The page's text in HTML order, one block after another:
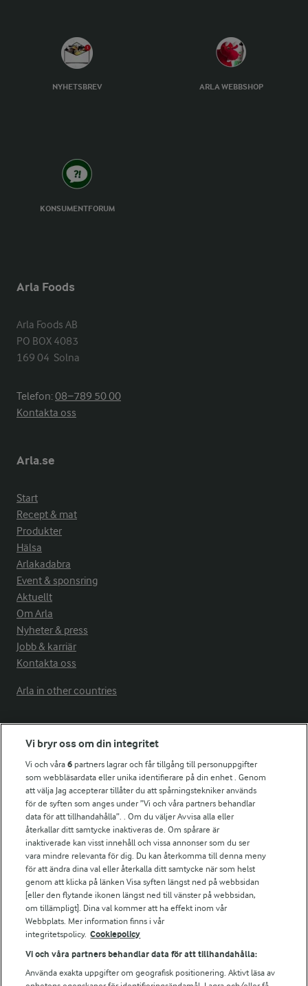
NYHETSBREV ARLA WEBBSHOP
KONSUMENTFORUM
Arla Foods
Arla Foods AB
PO BOX 4083
169 04  Solna
Telefon:08−789 50 00
Kontakta oss
Arla.se
Start
Recept & mat
Produkter
Hälsa
Arlakadabra
Event & sponsring
Aktuellt
Om Arla
Nyheter & press
Jobb & karriär
Kontakta oss
Arla in other countries
Fler Arlasajter
För ägare
Arlas kundportal
Arla.com
Falbygdens Ost
Arla webbshop
Bildbank
Följ oss
Vi bryr oss om din integritet
Vi och våra6 partners lagrar och får tillgång till personuppgifter
som webbläsardata eller unika identifierare på din enhet . Genom
att välja Jag accepterar tillåter du att spårningstekniker används
för de syften som anges under ”Vi och våra partners behandlar
data för att tillhandahålla”. . Om du väljer Avvisa alla eller
återkallar ditt samtycke inaktiveras de. Om spårare är
inaktiverade kan visst innehåll och vissa annonser som du ser
vara mindre relevanta för dig. Du kan återkomma till denna meny
för att ändra dina val eller återkalla ditt samtycke när som helst
genom att klicka på länken Visa syften längst ned på webbsidan
[eller den flytande ikonen längst ned till vänster på webbsidan,
om tillämpligt]. Dina val kommer att ha effekt inom vår
Webbplats. Mer information finns i vår
integritetspolicy. Cookiepolicy
Vi och våra partners behandlar data för att tillhandahålla:
Använda exakta uppgifter om geografisk positionering. Aktivt läsa av